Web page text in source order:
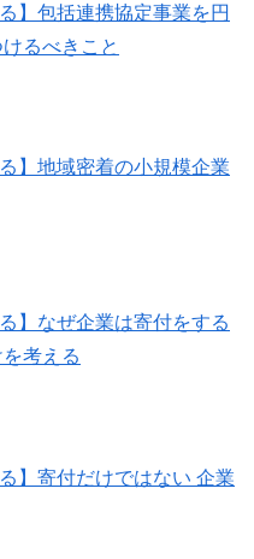
】包括連携協定事業を円
るべきこと
】地域密着の小規模企業
】なぜ企業は寄付をする
考える
】寄付だけではない 企業